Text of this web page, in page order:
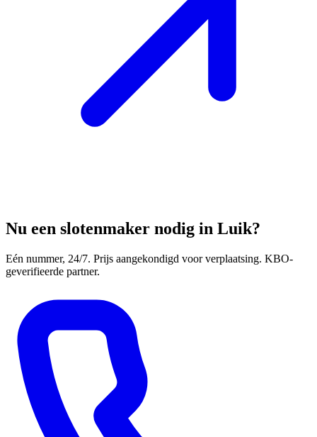
Nu een slotenmaker nodig in Luik?
Eén nummer, 24/7. Prijs aangekondigd voor verplaatsing. KBO-
geverifieerde partner.